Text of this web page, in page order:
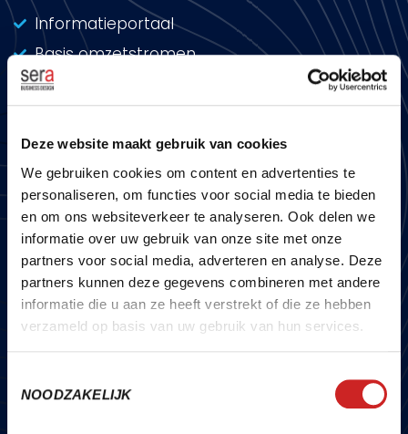
Deze website maakt gebruik van cookies
We gebruiken cookies om content en advertenties te
personaliseren, om functies voor social media te bieden
en om ons websiteverkeer te analyseren. Ook delen we
informatie over uw gebruik van onze site met onze
partners voor social media, adverteren en analyse. Deze
partners kunnen deze gegevens combineren met andere
informatie die u aan ze heeft verstrekt of die ze hebben
verzameld op basis van uw gebruik van hun services.
NOODZAKELIJK
Informatieportaal
Basis omzetstromen
Basis bezoekersregistraties
ONTDEK DE MOGELIJKHEDEN